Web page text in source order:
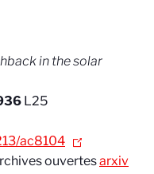
in the solar
L25
ac8104
ouvertesarxiv